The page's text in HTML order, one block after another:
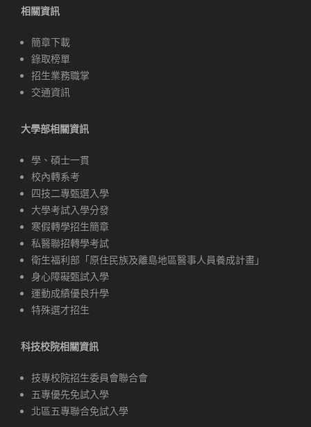
相關資訊
簡章下載
錄取榜單
招生業務職掌
交通資訊
大學部相關資訊
學、碩士一貫
校內轉系考
四技二專甄選入學
大學考試入學分發
寒假轉學招生簡章
私醫聯招轉學考試
衛生福利部「原住民族及離島地區醫事人員養成計畫」
身心障礙甄試入學
運動成績優良升學
特殊選才招生
科技校院相關資訊
技專校院招生委員會聯合會
五專優先免試入學
北區五專聯合免試入學